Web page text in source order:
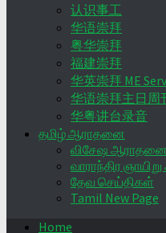
认识事工
华语崇拜
粤华崇拜
福建崇拜
华英崇拜 ME
华语崇拜主日周
华粤讲台录音
தமிழ் ஆராதனை
விசேஷ
வாராந்திர
தேவ செய்திகள்
Tamil New Page
Home